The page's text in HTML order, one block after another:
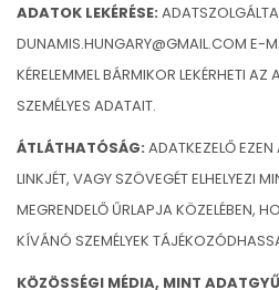
ADATOK LEKÉRÉSE:
DUNAMIS.HUNGARY@GMAIL.COM E-
KÉRELEMMEL BÁRMIKOR LEKÉRHETI AZ
SZEMÉLYES ADATAIT.
ÁTLÁTHATÓSÁG: ADATKEZELŐ
LINKJÉT, VAGY SZÖVEGÉT ELHELYEZI
MEGRENDELŐ ŰRLAPJA KÖZELÉBEN,
KÍVÁNÓ SZEMÉLYEK
KÖZÖSSÉGI MÉDIA, MINT